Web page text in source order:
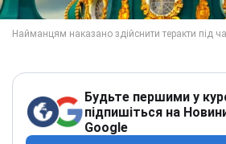
Будьте першими у
підпишіться на
Google